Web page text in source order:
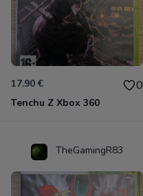
17.90 € 0
Tenchu Z Xbox 360
TheGamingR83